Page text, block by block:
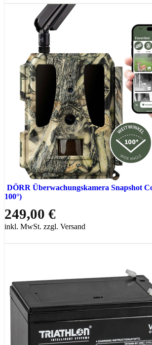
DÖRR Überwachungskamera Snapshot
100°)
249,00 €
inkl. MwSt. zzgl. Versand